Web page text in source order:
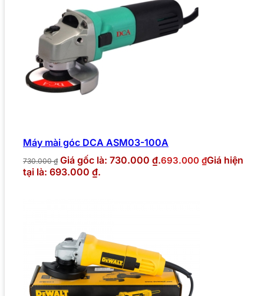
Máy mài góc DCA ASM03-100A
730.000₫ Giá gốc là: 730.000 ₫.693.000 ₫Giá hiện
tại là: 693.000 ₫.